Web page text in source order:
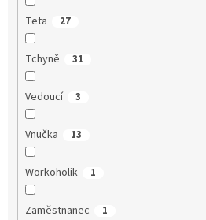
Teta 27
Tchyně 31
Vedoucí 3
Vnučka 13
Workoholik 1
Zaměstnanec 1